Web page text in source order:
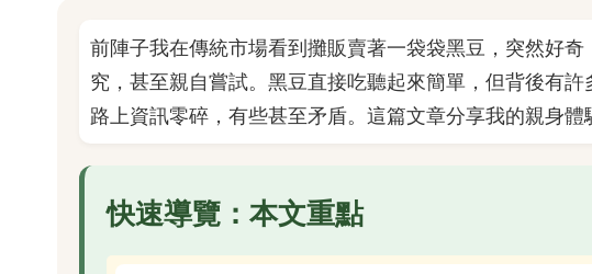
前陣子我在傳統市場看到攤販賣著一袋袋黑豆，突然好
究，甚至親自嘗試。黑豆直接吃聽起來簡單，但背後有
路上資訊零碎，有些甚至矛盾。這篇文章分享我的親身體
快速導覽：本文重點